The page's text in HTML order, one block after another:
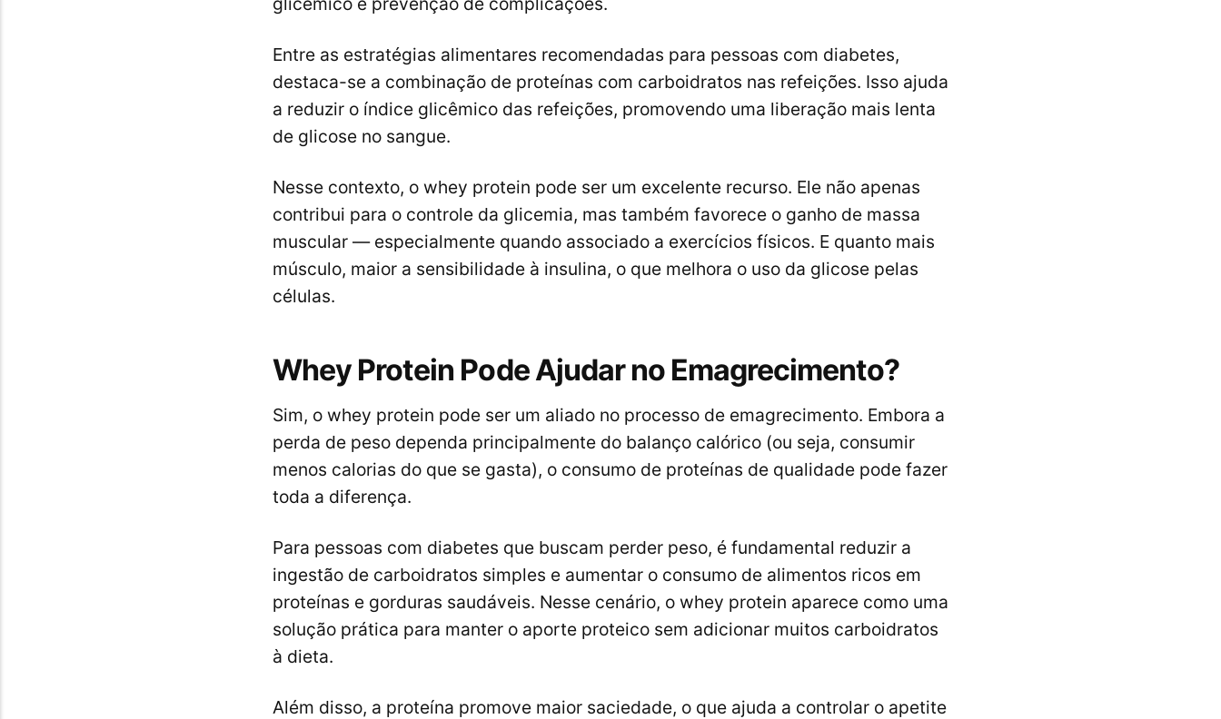
Entre as estratégias alimentares recomendadas para pessoas com diabetes,
destaca-se a combinação de proteínas com carboidratos nas refeições. Isso ajuda
a reduzir o índice glicêmico das refeições, promovendo uma liberação mais lenta
de glicose no sangue.
Nesse contexto, o whey protein pode ser um excelente recurso. Ele não apenas
contribui para o controle da glicemia, mas também favorece o ganho de massa
muscular — especialmente quando associado a exercícios físicos. E quanto mais
músculo, maior a sensibilidade à insulina, o que melhora o uso da glicose pelas
células.
Whey Protein Pode Ajudar no Emagrecimento?
Sim, o whey protein pode ser um aliado no processo de emagrecimento. Embora a
perda de peso dependa principalmente do balanço calórico (ou seja, consumir
menos calorias do que se gasta), o consumo de proteínas de qualidade pode fazer
toda a diferença.
Para pessoas com diabetes que buscam perder peso, é fundamental reduzir a
ingestão de carboidratos simples e aumentar o consumo de alimentos ricos em
proteínas e gorduras saudáveis. Nesse cenário, o whey protein aparece como uma
solução prática para manter o aporte proteico sem adicionar muitos carboidratos
à dieta.
Além disso, a proteína promove maior saciedade, o que ajuda a controlar o apetite